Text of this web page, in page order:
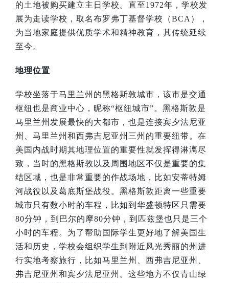
的土地被购买建立主日学校。直至1972年，学校发
展为走读学校，取名布罗弗丁基督学校（BCA ），
为当地家庭提供优质学术和精神教育，其传统延续
至今。
地理位置
学校坐落于马里兰州的黑格斯敦城市，该市是交通
枢纽也是商业中心，昵称“枢纽城市”。黑格斯敦是
马里兰州发展最快的大都市，也是连接宾夕法尼亚
州、马里兰州和西弗吉尼亚州三州的重要纽带。在
美国内战时期其地理位置的重要性就发挥得淋漓尽
致，当时的黑格斯敦以及周围地区不仅是重要的集
结区域，也是非常重要的作战场地，比如安蒂特姆
河战役以及葛底斯堡战役。黑格斯敦距离一些重要
城市只有数小时的车程，比如到华盛顿特区只需要
80分钟，到巴尔的摩80分钟，到匹兹堡也只是三个
小时的车程。为了帮助国际学生更好地了解美国生
活和历史，学校会组织学生到附近风光秀丽的州进
行实地考察旅行，比如马里兰州、西弗吉尼亚州、
弗吉尼亚州和宾夕法尼亚州。这些地方不仅青山绿